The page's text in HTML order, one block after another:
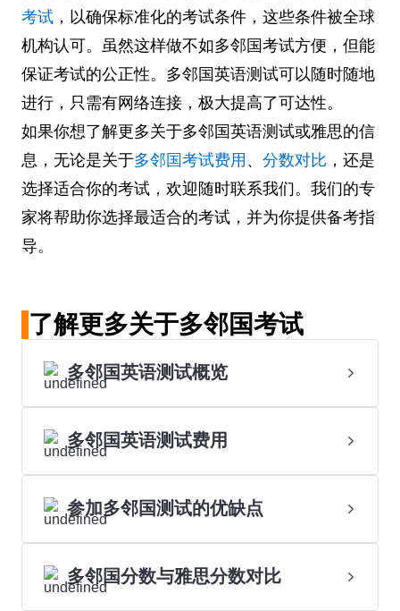
考试 ，以确保标准化的考试条件，这些条件被全球
机构认可。虽然这样做不如多邻国考试方便，但能
保证考试的公正性。多邻国英语测试可以随时随地
进行，只需有网络连接，极大提高了可达性。
如果你想了解更多关于多邻国英语测试或雅思的信
息，无论是关于多邻国考试费用 、 分数对比 ，还是
选择适合你的考试，欢迎随时联系我们。我们的专
家将帮助你选择最适合的考试，并为你提供备考指
导。
了解更多关于多邻国考试
多邻国英语测试概览
多邻国英语测试费用
参加多邻国测试的优缺点
多邻国分数与雅思分数对比